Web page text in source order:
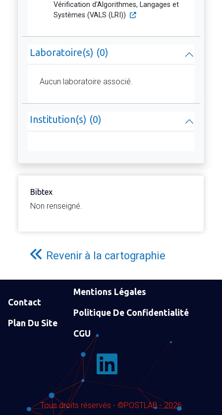
Vérification d'Algorithmes, Langages et
Systèmes (VALS (LRI))
Laboratoire(s) (0)
Aucun laboratoire associé.
Institution(s) (0)
Bibtex
Non renseigné.
Revenir à la cartographie
Contact
Plan Du Site
Mentions Légales
Politique De Confidentialité
CGU
Tous droits réservés - ©POSTLAB - 2026